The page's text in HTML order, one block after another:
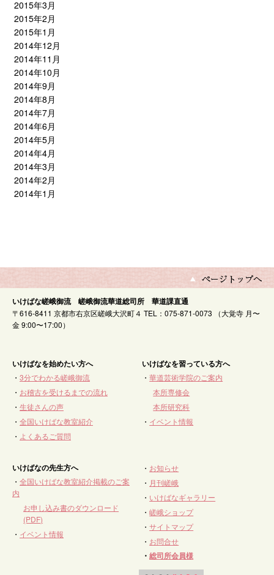
2015年3月
2015年2月
2015年1月
2014年12月
2014年11月
2014年10月
2014年9月
2014年8月
2014年7月
2014年6月
2014年5月
2014年4月
2014年3月
2014年2月
2014年1月
いけばな嵯峨御流 嵯峨御流華道総司所 華道課直通
〒616-8411 京都市右京区嵯峨大沢町４ TEL：075-871-0073 （大覚寺 月〜
金 9:00〜17:00）
いけばなを始めたい方へ
・ 3分でわかる嵯峨御流
・ お稽古を受けるまでの流れ
・ 生徒さんの声
・ 全国いけばな教室紹介
・ よくあるご質問
いけばなを習っている方へ
・華道芸術学院のご案内
本所専修会
本所研究科
・ イベント情報
いけばなの先生方へ
・ 全国いけばな教室紹介掲載のご案
内
お申し込み書のダウンロード
(PDF)
・ イベント情報
・ お知らせ
・ 月刊嵯峨
・ いけばなギャラリー
・嵯峨ショップ
・サイトマップ
・ お問合せ
・総司所会員様